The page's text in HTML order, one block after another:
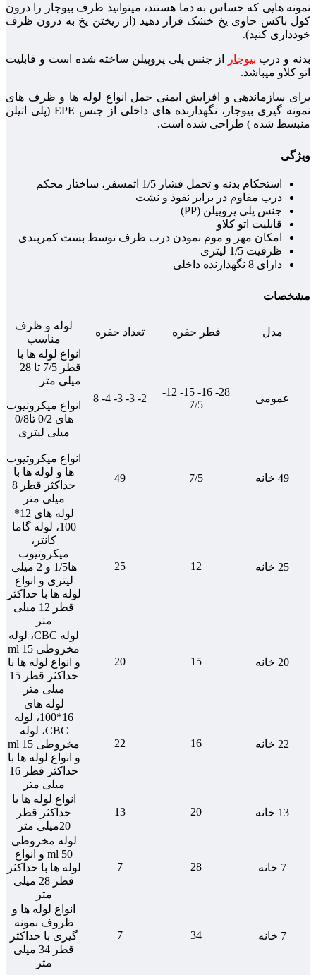
نمونه هایی که حساس به دما هستند، میتوانید ظرف بیوجار را درون
کول باکس حاوی یخ خشک قرار دهید (از ریختن یخ به درون ظرف
خودداری کنید).
بدنه و درب بیوجار
از جنس پلی پروپیلن ساخته شده است و قابلیت
اتو کلاو میباشد.
برای سازماندهی و افزایش ایمنی حمل انواع لوله ها و ظرف های
نمونه گیری بیوجار، نگهدارنده های داخلی از جنس EPE (پلی اتیلن
منبسط شده ) طراحی شده است.
ویژگی
استحکام بدنه و تحمل فشار 1/5 اتمسفر، ساختار محکم
درب مقاوم در برابر نفوذ و نشت
جنس پلی پروپیلن (PP)
قابلیت اتو کلاو
امکان مهر و موم نمودن درب ظرف توسط بست کمربندی
ظرفیت 1/5 لیتری
دارای 8 نگهدارنده داخلی
مشخصات
مدل قطر حفره تعداد حفره
لوله و ظرف
مناسب
عمومی
28- 16- 15- 12-
7/5
2- 3- 3- 4- 8
انواع لوله ها با
قطر 7/5 تا 28
میلی متر
انواع میکروتیوب
های 0/2 تا0/8
میلی لیتری
49 خانه 7/5
49
انواع میکروتیوب
ها و لوله ها با
حداکثر قطر 8
میلی متر
25 خانه 12
25
لوله های 12*
100، لوله گاما
کانتر،
میکروتیوب
ها1/5 و 2 میلی
لیتری و انواع
لوله ها با حداکثر
قطر 12 میلی
متر
20 خانه 15
20
لوله CBC، لوله
مخروطی 15 ml
و انواع لوله ها با
حداکثر قطر 15
میلی متر
22 خانه 16
22
لوله های
16*100، لوله
CBC، لوله
مخروطی 15 ml
و انواع لوله ها با
حداکثر قطر 16
میلی متر
13 خانه 20
13
انواع لوله ها با
حداکثر قطر
20میلی متر
7 خانه 28
7
لوله مخروطی
50 ml و انواع
لوله ها با حداکثر
قطر 28 میلی
متر
7 خانه 34
7
انواع لوله ها و
ظروف نمونه
گیری با حداکثر
قطر 34 میلی
متر